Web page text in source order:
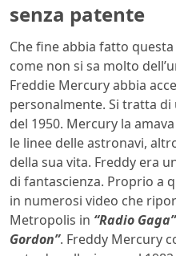
senza patente
Che fine abbia fatto
come non si sa molto
Freddie Mercury abbia
personalmente. Si tratta di
del 1950. Mercury la
le linee delle astronavi,
della sua vita. Freddy era
di fantascienza. Proprio a
in numerosi video che
Metropolis in “Radio Gaga”
Gordon”. Freddy Mercury